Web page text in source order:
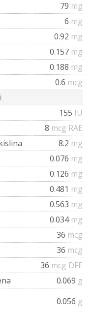
79 mg
6 mg
0.92 mg
0.157 mg
0.188 mg
0.6 mcg
155 IU
8 mcg RAE
8.2 mg
0.076 mg
0.126 mg
0.481 mg
0.563 mg
0.034 mg
36 mcg
36 mcg
36 mcg DFE
0.069 g
0.056 g